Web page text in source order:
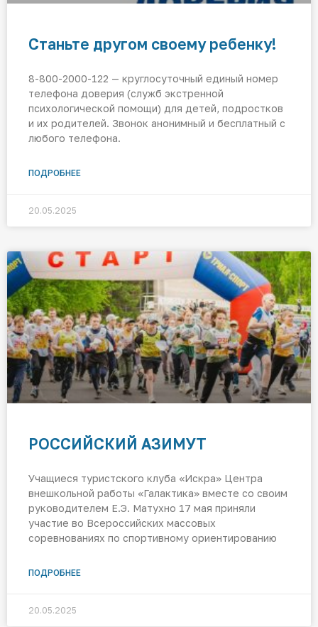
Станьте другом своему ребенку!
8-800-2000-122 — круглосуточный единый номер
телефона доверия (служб экстренной
психологической помощи) для детей, подростков
и их родителей. Звонок анонимный и бесплатный с
любого телефона.
ПОДРОБНЕЕ
20.05.2025
РОССИЙСКИЙ АЗИМУТ
Учащиеся туристского клуба «Искра» Центра
внешкольной работы «Галактика» вместе со своим
руководителем Е.Э. Матухно 17 мая приняли
участие во Всероссийских массовых
соревнованиях по спортивному ориентированию
ПОДРОБНЕЕ
20.05.2025